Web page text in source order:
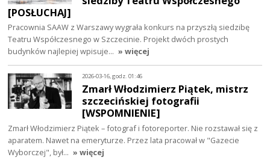
[POSŁUCHAJ]
Pracownia SAAW z Warszawy wygrała konkurs na przyszłą siedzibę
Teatru Współczesnego w Szczecinie. Projekt dwóch prostych
budynków najlepiej wpisuje… » więcej
2026-03-16, godz. 01:46
Zmarł Włodzimierz Piątek, mistrz
szczecińskiej fotografii
[WSPOMNIENIE]
Zmarł Włodzimierz Piątek – fotograf i fotoreporter. Nie rozstawał się z
aparatem. Nawet na emeryturze. Przez lata pracował w "Gazecie
Wyborczej", był… » więcej